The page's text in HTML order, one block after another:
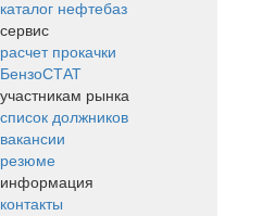
каталог нефтебаз
сервис
расчет прокачки
БензоСТАТ
участникам рынка
список должников
вакансии
резюме
информация
контакты